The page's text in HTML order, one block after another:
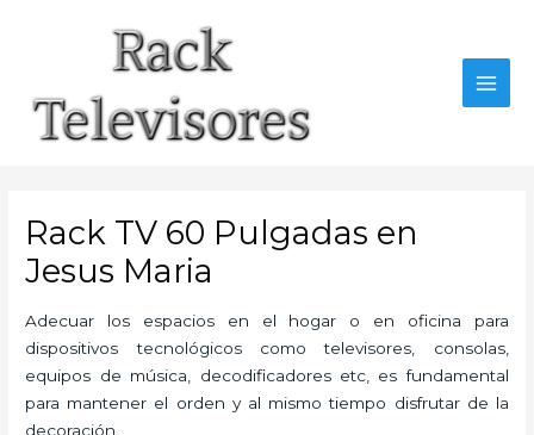
Rack TV 60 Pulgadas en
Jesus Maria
Adecuar los espacios en el hogar o en oficina para
dispositivos tecnológicos como televisores, consolas,
equipos de música, decodificadores etc, es fundamental
para mantener el orden y al mismo tiempo disfrutar de la
decoración.